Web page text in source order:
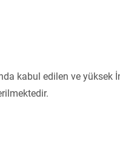
kabul edilen ve